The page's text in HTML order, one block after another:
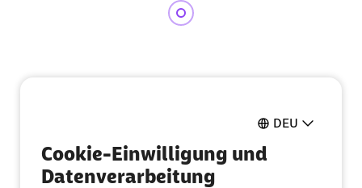
DEU
Cookie-Einwilligung und
Datenverarbeitung
Zum Kontakt Knopf springen